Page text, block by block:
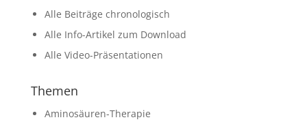
Alle Beiträge chronologisch
Alle Info-Artikel zum Download
Alle Video-Präsentationen
Themen
Aminosäuren-Therapie